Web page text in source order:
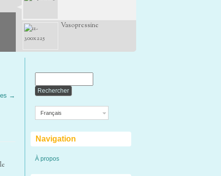
Vasopressine
→
Français
Navigation
À propos